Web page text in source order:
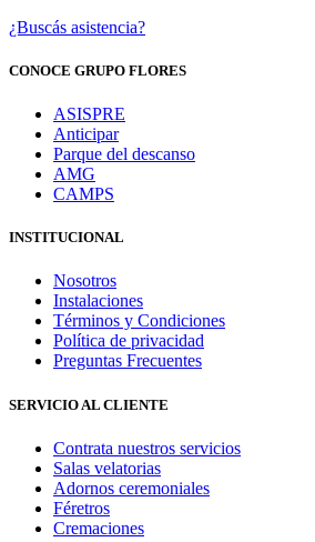
¿Buscás asistencia?
CONOCE GRUPO FLORES
ASISPRE
Anticipar
Parque del descanso
AMG
CAMPS
INSTITUCIONAL
Nosotros
Instalaciones
Términos y Condiciones
Política de privacidad
Preguntas Frecuentes
SERVICIO AL CLIENTE
Contrata nuestros servicios
Salas velatorias
Adornos ceremoniales
Féretros
Cremaciones